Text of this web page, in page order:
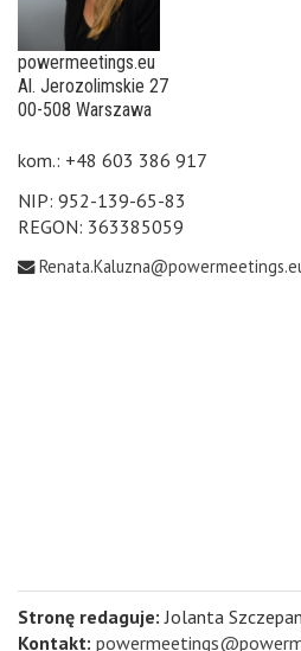
powermeetings.eu
Al. Jerozolimskie 27
00-508 Warszawa
kom.: +48 603 386 917
NIP: 952-139-65-83
REGON: 363385059
Stronę redaguje: Jolanta
Kontakt: